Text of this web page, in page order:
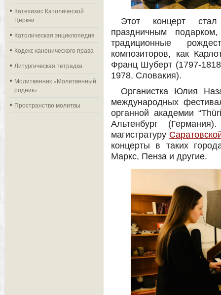
Катехизис Католической
Церкви
Католическая энциклопедия
Кодекс канонического права
Литургическая тетрадка
Молитвенник «Молитвенный
родник»
Пространство молитвы
Этот концерт
праздничным
традиционные
композиторов, как
Франц Шуберт (1797-
1978, Словакия).
Органистка Юлия
международных
органной академии
Альтенбург
магистратуру
концерты в таких
Маркс, Пенза и другие.